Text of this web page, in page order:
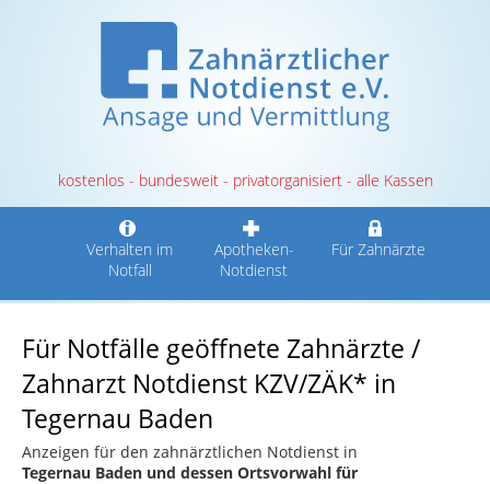
kostenlos - bundesweit - privatorganisiert - alle Kassen
Verhalten im
Notfall
Apotheken-
Notdienst
Für Zahnärzte
Für Notfälle geöffnete Zahnärzte /
Zahnarzt Notdienst KZV/ZÄK* in
Tegernau Baden
Anzeigen für den zahnärztlichen Notdienst in
Tegernau Baden und dessen Ortsvorwahl für